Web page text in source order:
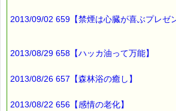
色とりどりの
花や野菜の苗が
毎年
野菜を育てています。
何か育てたいと
2013/09/02 659【禁煙は心臓が喜ぶプレゼ
2013/08/29 658【ハッカ油って万能】
2013/08/26 657【森林浴の癒し】
2013/08/22 656【感情の老化】